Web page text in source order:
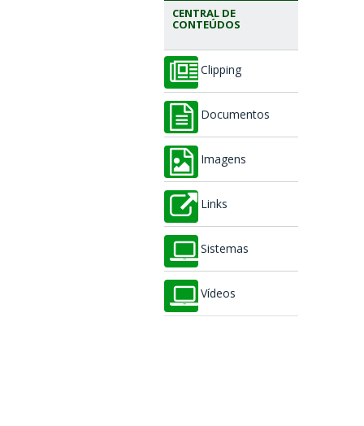
CENTRAL DE
CONTEÚDOS
Clipping
Documentos
Imagens
Links
Sistemas
Vídeos